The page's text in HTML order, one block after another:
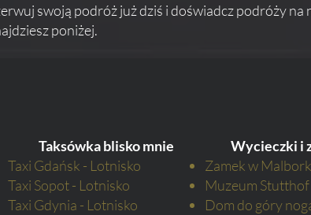
swoją podróż już dziś i doświadcz podróży
poniżej.
Taksówka blisko mnie
Taxi Gdańsk - Lotnisko
Taxi Sopot - Lotnisko
Taxi Gdynia - Lotnisko
Wycieczki i
Zamek w
Muzeum Stutthof
Dom do góry